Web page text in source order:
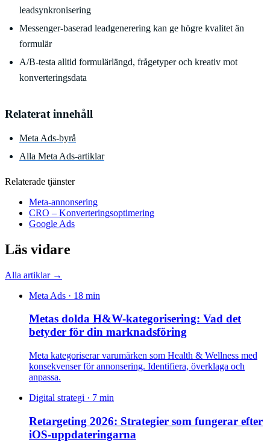
leadsynkronisering
Messenger-baserad leadgenerering kan ge högre kvalitet än
formulär
A/B-testa alltid formulärlängd, frågetyper och kreativ mot
konverteringsdata
Relaterat innehåll
Meta Ads-byrå
Alla Meta Ads-artiklar
Relaterade tjänster
Meta-annonsering
CRO – Konverteringsoptimering
Google Ads
Läs vidare
Alla artiklar →
Meta Ads · 18 min
Metas dolda H&W-kategorisering: Vad det
betyder för din marknadsföring
Meta kategoriserar varumärken som Health & Wellness med
konsekvenser för annonsering. Identifiera, överklaga och
anpassa.
Digital strategi · 7 min
Retargeting 2026: Strategier som fungerar efter
iOS-uppdateringarna